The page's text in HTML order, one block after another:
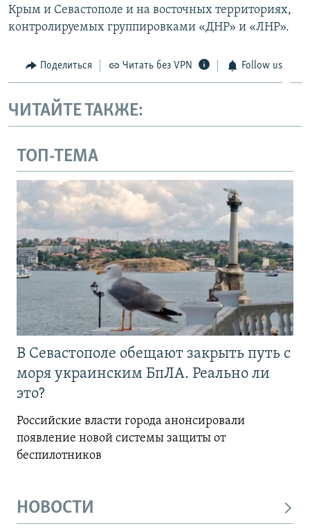
Крым и Севастополе и на восточных территориях,
контролируемых группировками «ДНР» и «ЛНР».
Поделиться Читать без VPN Follow us
ЧИТАЙТЕ ТАКЖЕ:
ТОП-ТЕМА
В Севастополе обещают закрыть путь с
моря украинским БпЛА. Реально ли
это?
Российские власти города анонсировали
появление новой системы защиты от
беспилотников
НОВОСТИ